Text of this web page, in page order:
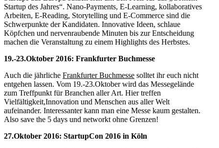
Startup des Jahres“. Nano-Payments, E-Learning, kollaboratives
Arbeiten, E-Reading, Storytelling und E-Commerce sind die
Schwerpunkte der Kandidaten. Innovative Ideen, schlaue
Köpfchen und nervenraubende Minuten bis zur Entscheidung
machen die Veranstaltung zu einem Highlights des Herbstes.
19.-23.Oktober 2016: Frankfurter Buchmesse
Auch die jährliche Frankfurter Buchmesse solltet ihr euch nicht
entgehen lassen. Vom 19.-23.Oktober wird das Messegelände
zum Treffpunkt für Branchen aller Art. Hier treffen
Vielfältigkeit,Innovation und Menschen aus aller Welt
aufeinander. Interessanter kann man eine Messe kaum gestalten.
Also save the 5 days und networkt ohne Grenzen!
27.Oktober 2016: StartupCon 2016 in Köln